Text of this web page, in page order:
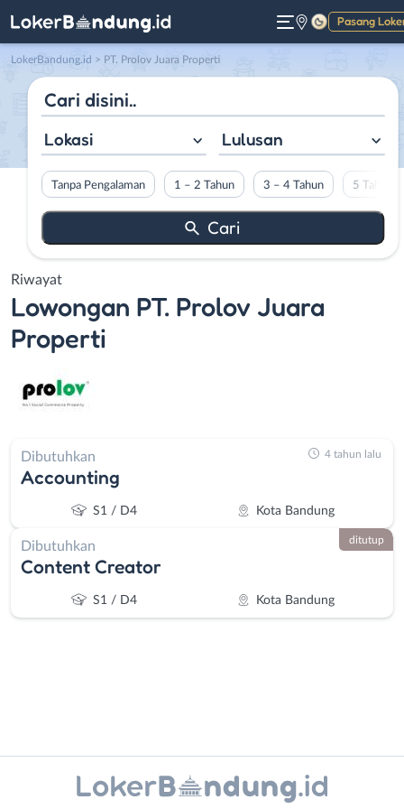
Pasang
Gelap
LokerBandung.id > PT. Prolov Juara Properti
Lokasi Lulusan
Tanpa Pengalaman 1 – 2 Tahun 3 – 4 Tahun 5 Tahun
Riwayat
Lowongan PT. Prolov Juara
Properti
Dibutuhkan
Accounting
S1 / D4 Kota Bandung
4 tahun lalu
Dibutuhkan
Content Creator
S1 / D4 Kota Bandung
ditutup
Gizi
Bebas
X - Twitter Telegram
Kanal Lainnya..